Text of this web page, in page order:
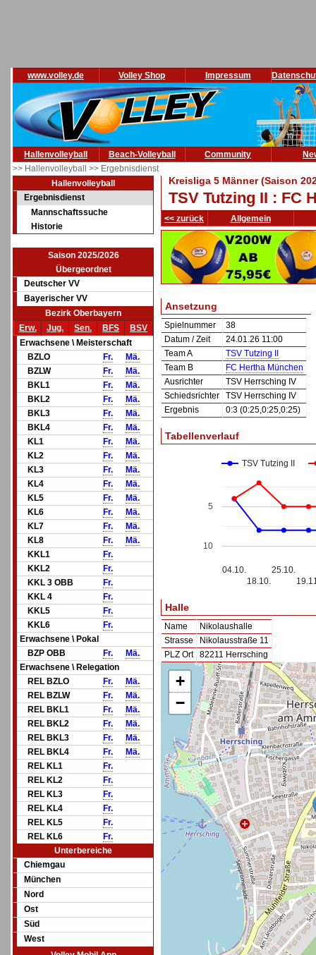
www.volley.de Volley Shop Impressum
Hallenvolleyball Beach-Volleyball Community
>> Hallenvolleyball >> Ergebnisdienst
Hallenvolleyball
Ergebnisdienst
Mannschaftssuche
Historie
Saison 2025/2026
Übergeordnet
Deutscher VV
Bayerischer VV
Bezirk Oberbayern
Erw.
Jug. Sen. BFS
BSV
Erwachsene \ Meisterschaft
BZLO
Fr.
Mä.
BZLW
Fr.
Mä.
BKL1
Fr.
Mä.
BKL2
Fr.
Mä.
BKL3
Fr.
Mä.
BKL4
Fr.
Mä.
KL1
Fr.
Mä.
KL2
Fr.
Mä.
KL3
Fr.
Mä.
KL4
Fr.
Mä.
KL5
Fr.
Mä.
KL6
Fr.
Mä.
KL7
Fr.
Mä.
KL8
Fr.
Mä.
KKL1
Fr.
KKL2
Fr.
KKL 3 OBB
Fr.
KKL 4
Fr.
KKL5
Fr.
KKL6
Fr.
Erwachsene \ Pokal
BZP OBB
Fr.
Mä.
Erwachsene \ Relegation
REL BZLO
Fr.
Mä.
REL BZLW
Fr.
Mä.
REL BKL1
Fr.
Mä.
REL BKL2
Fr.
Mä.
REL BKL3
Fr.
Mä.
REL BKL4
Fr.
Mä.
REL KL1
Fr.
REL KL2
Fr.
REL KL3
Fr.
REL KL4
Fr.
REL KL5
Fr.
REL KL6
Fr.
Unterbereiche
Chiemgau
München
Nord
Ost
Süd
West
Kreisliga 5 Männer (Saison
TSV Tutzing II : FC
<< zurück Allgemein
Ansetzung
Spielnummer
38
Datum / Zeit
24.01.26 11:00
Team A
TSV Tutzing II
Team B
FC Hertha München
Ausrichter
TSV Herrsching IV
Schiedsrichter
TSV Herrsching IV
Ergebnis
0:3 (0:25,0:25,0:25)
Tabellenverlauf
TSV Tutzing II
04.10.
18.10.
25.10.
5
10
Halle
Name
Nikolaushalle
Strasse
Nikolausstraße 11
PLZ Ort
82211 Herrsching
+
−